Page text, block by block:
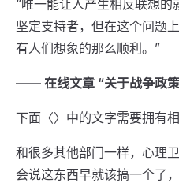
“唯一能让人产生相反联想
坚定支持者，但在这个问题
有人们想象的那么顺利。”
—— 在线文章 “关于战争政策
下面〈〉中的文字需要拥有
和很多其他部门一样，心理
会说这东西早就该搞一个了